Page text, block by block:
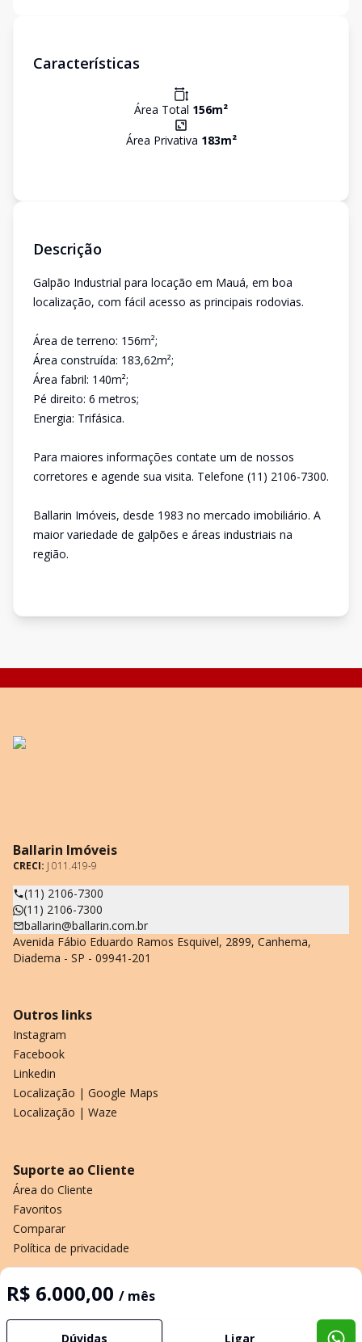
Características
Área Total 156m²
Área Privativa 183m²
Descrição
Galpão Industrial para locação em Mauá, em boa
localização, com fácil acesso as principais rodovias.
Área de terreno: 156m²;
Área construída: 183,62m²;
Área fabril: 140m²;
Pé direito: 6 metros;
Energia: Trifásica.
Para maiores informações contate um de nossos
corretores e agende sua visita. Telefone (11) 2106-7300.
Ballarin Imóveis, desde 1983 no mercado imobiliário. A
maior variedade de galpões e áreas industriais na
região.
R$ 6.000,00 / mês
Dúvidas Ligar
Ballarin Imóveis
CRECI: J 011.419-9
(11) 2106-7300
(11) 2106-7300
ballarin@ballarin.com.br
Avenida Fábio Eduardo Ramos Esquivel, 2899, Canhema,
Diadema - SP - 09941-201
Outros links
Instagram
Facebook
Linkedin
Localização | Google Maps
Localização | Waze
Suporte ao Cliente
Área do Cliente
Favoritos
Comparar
Política de privacidade
Selo de Tecnologia Loft